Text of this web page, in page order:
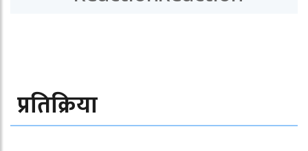
प्रतिक्रिया